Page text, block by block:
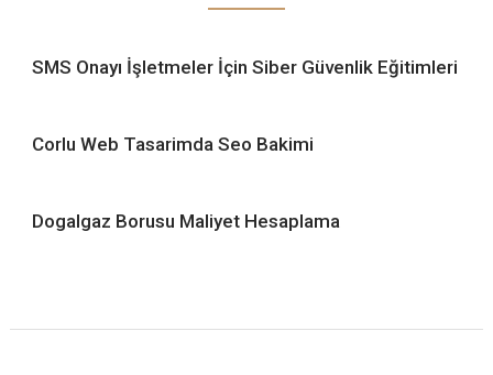
SMS Onayı İşletmeler İçin Siber Güvenlik Eğitimleri
Corlu Web Tasarimda Seo Bakimi
Dogalgaz Borusu Maliyet Hesaplama